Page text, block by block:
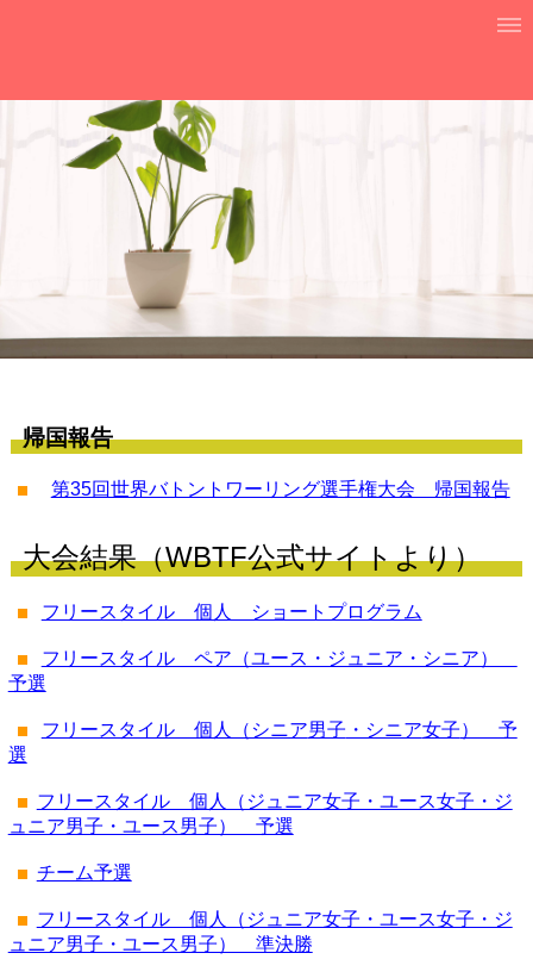
帰国報告
第35回世界バトントワーリング選手権大会 帰国報告
大会結果（WBTF公式サイトより）
フリースタイル 個人 ショートプログラム
フリースタイル ペア（ユース・ジュニア・シニア）
予選
フリースタイル 個人（シニア男子 ・シニア女子） 予
選
フリースタイル 個人（ジュニア女子・ユース女子・ジ
ュニア男子・ユース男子） 予選
チーム予選
フリースタイル 個人（ジュニア女子・ユース女子・ジ
ュニア男子・ユース男子） 準決勝